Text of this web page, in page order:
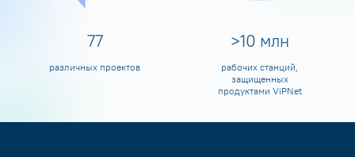
80
различных проектов
>10 млн
рабочих станций,
защищенных
продуктами ViPNet